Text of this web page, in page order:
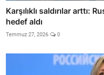
Karşılıklı saldırılar arttı:
hedef aldı
Temmuz 27, 2026 0